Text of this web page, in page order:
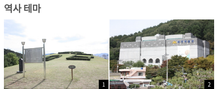
역사 테마
1
2